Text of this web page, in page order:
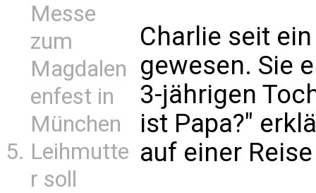
Messe
zum
Magdalen
enfest in
München
Leihmutte
r soll
Charlie seit
gewesen. Sie
3-jährigen
ist Papa?"
auf einer